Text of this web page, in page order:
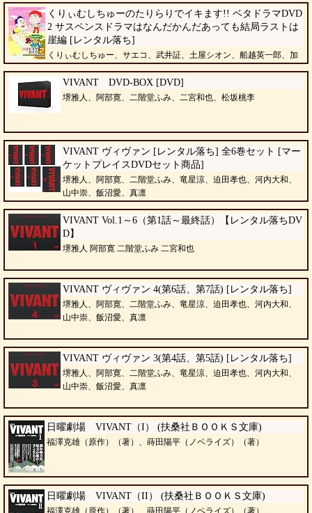
くりぃむしちゅーのたりらりでイキます!! ベタドラマDVD
2 サスペンスドラマはなんだかんだあっても結局ラストは
崖編 [レンタル落ち]
くりぃむしちゅー、サエコ、武井証、土屋シオン、船越英一郎、加
VIVANT DVD-BOX [DVD]
堺雅人、阿部寛、二階堂ふみ、二宮和也、松坂桃李
VIVANT ヴィヴァン [レンタル落ち] 全6巻セット [マー
ケットプレイスDVDセット商品]
堺雅人、阿部寛、二階堂ふみ、竜星涼、迫田孝也、河内大和、
山中崇、飯沼愛、真凛
VIVANT Vol.1～6（第1話～最終話）【レンタル落ちDV
D】
堺雅人 阿部寛 二階堂ふみ 二宮和也
VIVANT ヴィヴァン 4(第6話、第7話) [レンタル落ち]
堺雅人、阿部寛、二階堂ふみ、竜星涼、迫田孝也、河内大和、
山中崇、飯沼愛、真凛
VIVANT ヴィヴァン 3(第4話、第5話) [レンタル落ち]
堺雅人、阿部寛、二階堂ふみ、竜星涼、迫田孝也、河内大和、
山中崇、飯沼愛、真凛
日曜劇場 VIVANT（I） (扶桑社ＢＯＯＫＳ文庫)
福澤克雄（原作）（著）、蒔田陽平（ノベライズ）（著）
日曜劇場 VIVANT（II） (扶桑社ＢＯＯＫＳ文庫)
福澤克雄（原作）（著）、蒔田陽平（ノベライズ）（著）